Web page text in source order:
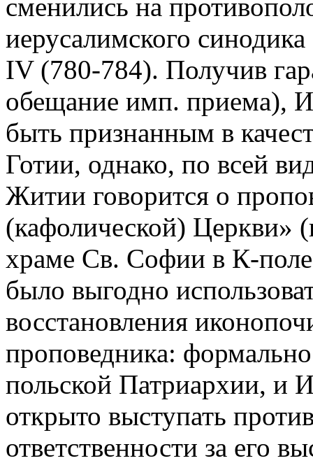
сменились на
иерусалимского
IV (780-784). Получив
обещание имп. приема),
быть признанным в
Готии, однако, по всей
Житии говорится о
(кафолической) Церкви»
храме Св. Софии в К-
было выгодно
восстановления
проповедника:
польской Патриархии, и
открыто выступать
ответственности за его